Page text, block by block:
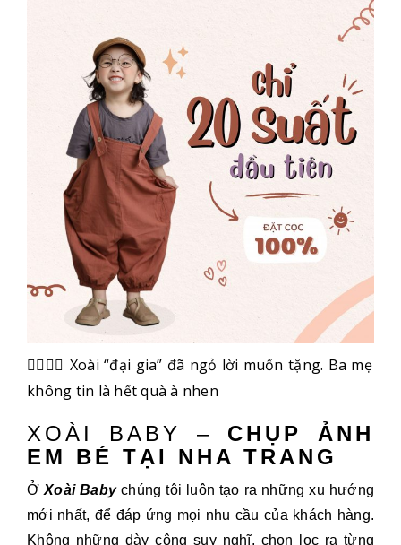
👉🏻👉🏻 Xoài “đại gia” đã ngỏ lời muốn tặng. Ba mẹ
không tin là hết quà à nhen
XOÀI BABY – CHỤP ẢNH
EM BÉ TẠI NHA TRANG
ỞXoài Babychúng tôi luôn tạo ra những xu hướng
mới nhất, để đáp ứng mọi nhu cầu của khách hàng.
Không những dày công suy nghĩ, chọn lọc ra từng